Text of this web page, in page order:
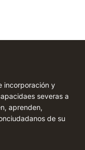
incorporación y
severas a
aprenden,
de su